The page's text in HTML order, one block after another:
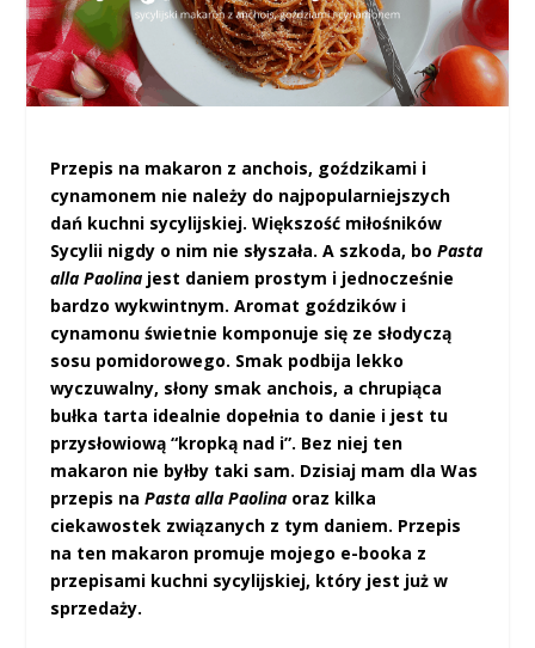
Przepis na makaron z anchois, goździkami i
cynamonem nie należy do najpopularniejszych
dań kuchni sycylijskiej. Większość miłośników
Sycylii nigdy o nim nie słyszała. A szkoda, boPasta
alla Paolina jest daniem prostym i jednocześnie
bardzo wykwintnym. Aromat goździków i
cynamonu świetnie komponuje się ze słodyczą
sosu pomidorowego. Smak podbija lekko
wyczuwalny, słony smak anchois, a chrupiąca
bułka tarta idealnie dopełnia to danie i jest tu
przysłowiową “kropką nad i”. Bez niej ten
makaron nie byłby taki sam. Dzisiaj mam dla Was
przepis naPasta alla Paolina oraz kilka
ciekawostek związanych z tym daniem. Przepis
na ten makaron promuje mojego e-booka z
przepisami kuchni sycylijskiej, który jest już w
sprzedaży.